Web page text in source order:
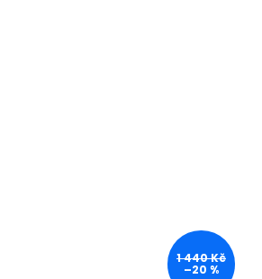
1 440 Kč
–20 %